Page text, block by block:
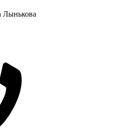
Лынькова